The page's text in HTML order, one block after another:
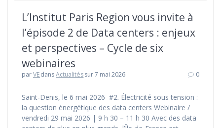
L’Institut Paris Region vous invite à
l’épisode 2 de Data centers : enjeux
et perspectives – Cycle de six
webinaires
parVEdansActualitéssur 7 mai 2026 0
Saint-Denis, le 6 mai 2026 #2. Électricité sous tension :
la question énergétique des data centers Webinaire /
vendredi 29 mai 2026 | 9 h 30 – 11 h 30 Avec des data